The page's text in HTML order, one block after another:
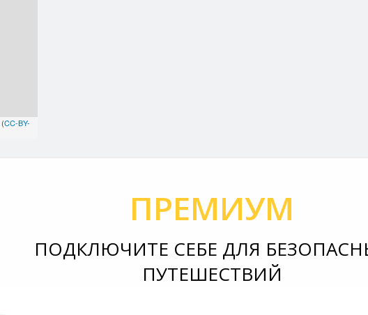
(CC-BY-
ПРЕМИУМ
ПОДКЛЮЧИТЕ СЕБЕ ДЛЯ
ПУТЕШЕСТВИЙ